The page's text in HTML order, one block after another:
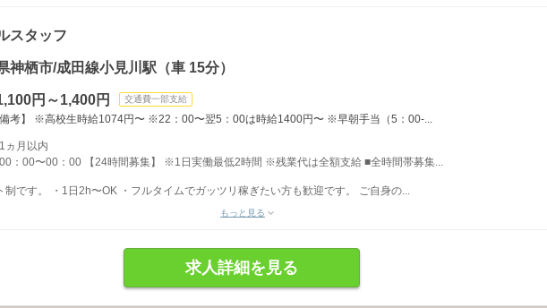
スタッフ
神栖市/成田線小見川駅（車 15分）
円～1,400円 交通費一部支給
備考】 ※高校生時給1074円〜 ※22：00〜翌5：00は時給1400円〜 ※早朝手当（5：00-...
1ヵ月以内
：00〜00：00 【24時間募集】 ※1日実働最低2時間 ※残業代は全額支給 ■全時間帯募集...
制です。 ・1日2h〜OK ・フルタイムでガッツリ稼ぎたい方も歓迎です。 ご自身の...
もっと見る
求人詳細を見る